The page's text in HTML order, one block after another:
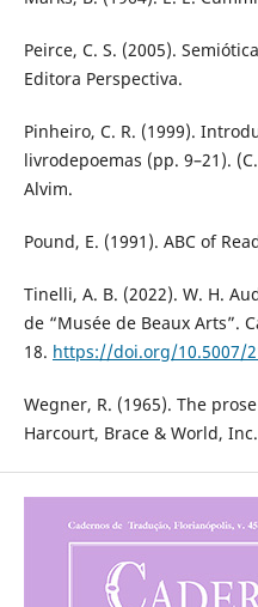
Peirce, C. S. (2005).
Editora Perspectiva.
Pinheiro, C. R. (1999).
livrodepoemas (pp. 9–21).
Alvim.
Pound, E. (1991). ABC of
Tinelli, A. B. (2022). W. H.
de “Musée de Beaux Arts”.
18. https://doi.org/10.5007/
Wegner, R. (1965). The
Harcourt, Brace & World, Inc.